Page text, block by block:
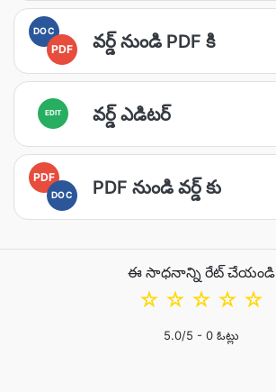
DOC
PDF వర్డ్ నుండి PDF కి
EDIT వర్డ్ ఎడిటర్
PDF
DOC PDF నుండి వర్డ్ కు
ఈ సాధనాన్ని రేట్ చేయండి
☆
☆
☆
☆
☆
5.0/5 - 0 ఓట్లు